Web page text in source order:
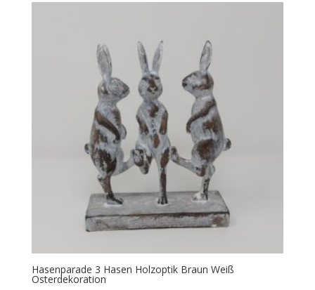
Hasenparade 3 Hasen Holzoptik Braun Weiß
Osterdekoration